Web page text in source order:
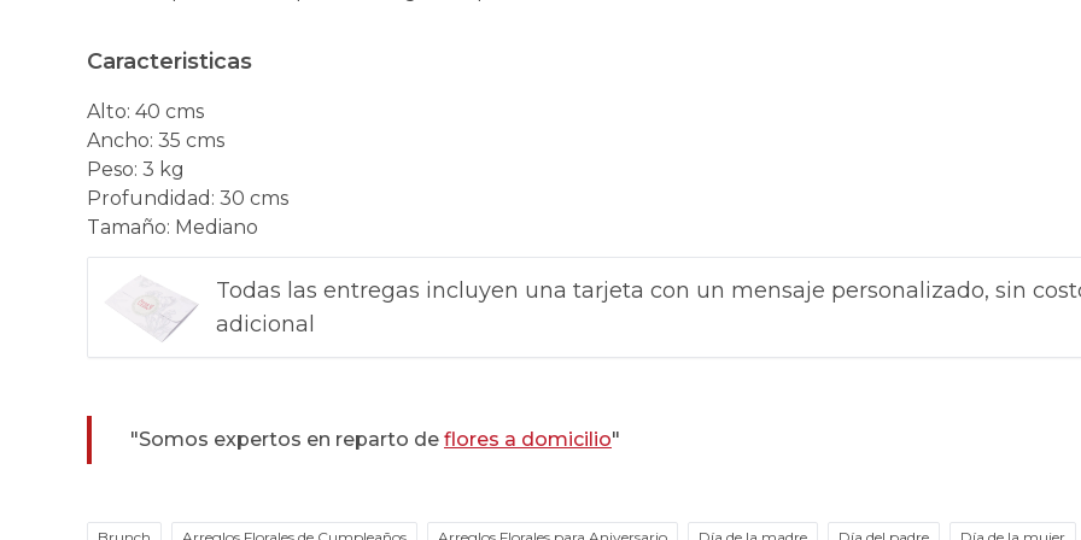
Caracteristicas
Alto: 40 cms
Ancho: 35 cms
Peso: 3 kg
Profundidad : 30 cms
Tamaño: Mediano
Todas las entregas incluyen una tarjeta con un mensaje personalizado, sin
adicional
"Somos expertos en reparto de flores a domicilio"